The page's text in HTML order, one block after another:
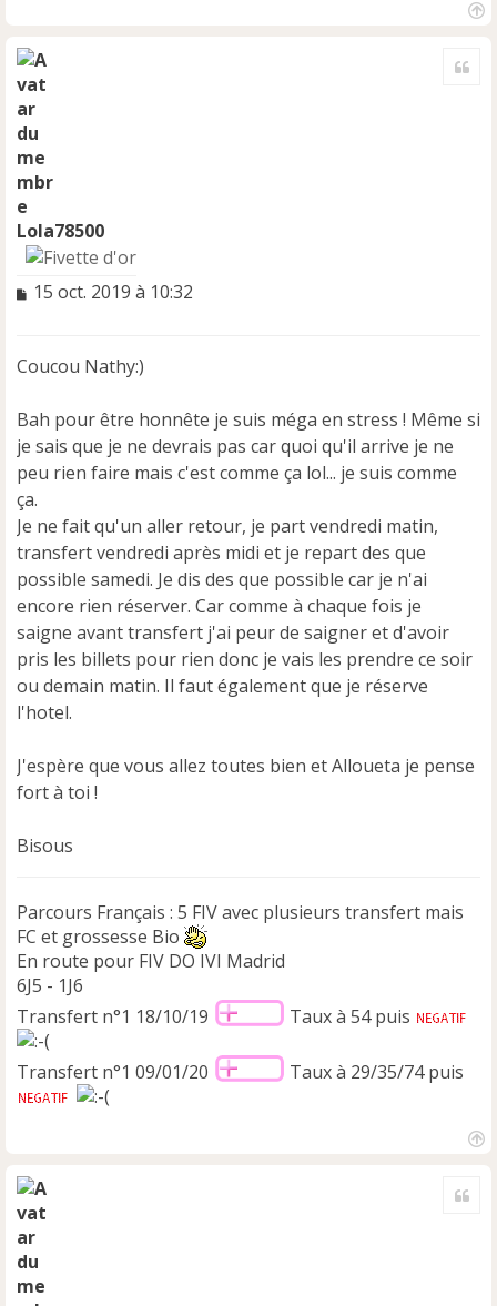
Lola78500
M
a
e
n
o
n
l
u
15 oct. 2019 à 10:32
Coucou Nathy:)
Bah pour être honnête je suis méga en stress ! Même si
je sais que je ne devrais pas car quoi qu'il arrive je ne
peu rien faire mais c'est comme ça lol... je suis comme
ça.
Je ne fait qu'un aller retour, je part vendredi matin,
transfert vendredi après midi et je repart des que
possible samedi. Je dis des que possible car je n'ai
encore rien réserver. Car comme à chaque fois je
saigne avant transfert j'ai peur de saigner et d'avoir
pris les billets pour rien donc je vais les prendre ce soir
ou demain matin. Il faut également que je réserve
l'hotel.
J'espère que vous allez toutes bien et Alloueta je pense
fort à toi !
Bisous
Parcours Français : 5 FIV avec plusieurs transfert mais
FC et grossesse Bio
En route pour FIV DO IVI Madrid
6J5 - 1J6
Transfert n°1 18/10/19
Taux à 54 puis
Transfert n°1 09/01/20 Taux à 29/35/74 puis